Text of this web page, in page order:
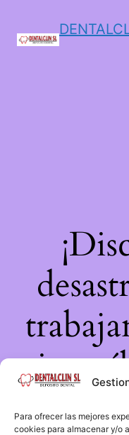
Para ofrecer las mejores
cookies para almacenar y/o